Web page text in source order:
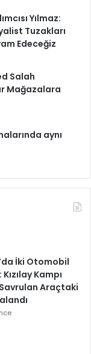
Yılmaz:
Tuzakları
Edeceğiz
Salah
Mağazalara
aynı
İki Otomobil
Kampı
Araçtaki